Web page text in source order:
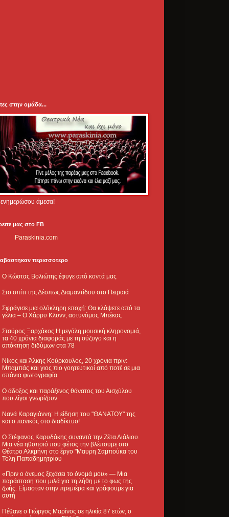
στην ομάδα...
ενημερώσου άμεσα!
μας στο FB
Paraskinia.com
περισσοτερο
Ο Κώστας Βολιώτης έφυγε από κοντά μας
Στο σπίτι της Δέσπως Διαμαντίδου στο Πειραιά
Σφράγισε μια ολόκληρη εποχή: Θα κλάψετε από τα
γέλια – Ο Χάρρυ Κλυνν, αστυνόμος Μπέκας
Σταύρος Ξαρχάκος:Η μεγάλη μουσική κληρονομιά,
τα 40 χρόνια διαφοράς με τη σύζυγο και η
απόκτηση διδύμων στα 78
Νίκος και Άλκης Κούρκουλος, 20 χρόνια πριν:
Μπαμπάς και γιος πιο γοητευτικοί από ποτέ σε μια
σπάνια φωτογραφία
Ο άδοξος και παράξενος θάνατος του Αισχύλου
που λίγοι γνωρίζουν
Νανά Καραγιάννη: Η είδηση του "ΘΑΝΑΤΟΥ" της
και ο πανικός στο διαδίκτυο!
Ο Στέφανος Καρυδάκης συναντά την Ζέτα Λιάλιου.
Μια νέα ηθοποιό που φέτος την βλέπουμε στο
Θέατρο Αλκμήνη στο έργο "Μαυρη Σαμπούκα του
Τόλη Παπαδημητρίου
«Πριν ο άνεμος ξεχάσει το όνομά μου» — Μια
παράσταση που μιλά για τη λήθη με το φως της
ζωής. Είμασταν στην πρεμιέρα και γράφουμε για
αυτή
Πέθανε ο Γιώργος Μαρίνος σε ηλικία 87 ετών, ο